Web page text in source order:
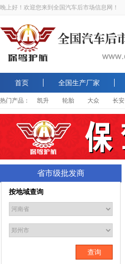
晚上好！欢迎您来到全国汽车后市场信息网！
首页 全国生产厂家
热门产品： 凯升 轮胎 大众 长安
省市级批发商
按地域查询
查询